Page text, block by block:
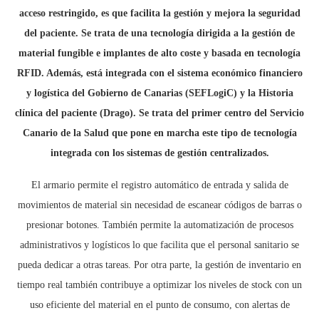
acceso restringido, es que facilita la gestión y mejora la seguridad
del paciente. Se trata de una tecnología dirigida a la gestión de
material fungible e implantes de alto coste y basada en tecnología
RFID. Además, está integrada con el sistema económico financiero
y logística del Gobierno de Canarias (SEFLogiC) y la Historia
clínica del paciente (Drago). Se trata del primer centro del Servicio
Canario de la Salud que pone en marcha este tipo de tecnología
integrada con los sistemas de gestión centralizados.
El armario permite el registro automático de entrada y salida de
movimientos de material sin necesidad de escanear códigos de barras o
presionar botones. También permite la automatización de procesos
administrativos y logísticos lo que facilita que el personal sanitario se
pueda dedicar a otras tareas. Por otra parte, la gestión de inventario en
tiempo real también contribuye a optimizar los niveles de stock con un
uso eficiente del material en el punto de consumo, con alertas de